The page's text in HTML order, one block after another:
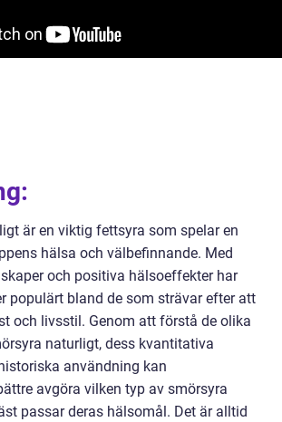
är en viktig fettsyra som spelar en
hälsa och välbefinnande. Med
och positiva hälsoeffekter har
populärt bland de som strävar efter att
och livsstil. Genom att förstå de olika
naturligt, dess kvantitativa
användning kan
avgöra vilken typ av smörsyra
passar deras hälsomål. Det är alltid